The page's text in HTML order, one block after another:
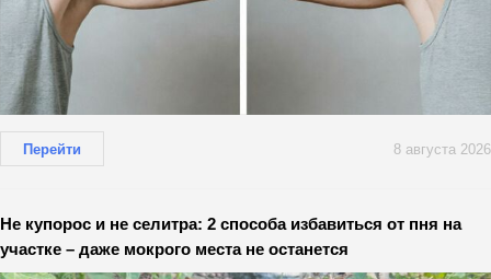
Перейти 8 августа 2026
Не купорос и не селитра: 2 способа избавиться от пня на
участке – даже мокрого места не останется